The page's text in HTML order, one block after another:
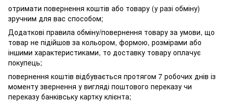
отримати повернення коштів або товару (у разі обміну)
зручним для вас способом;
Додаткові правила обміну/повернення товару за умови, що
товар не підійшов за кольором, формою, розмірами або
іншими характеристиками, то доставку товару оплачує
покупець;
повернення коштів відбувається протягом 7 робочих днів із
моменту звернення у вигляді поштового переказу чи
переказу банківську картку клієнта;